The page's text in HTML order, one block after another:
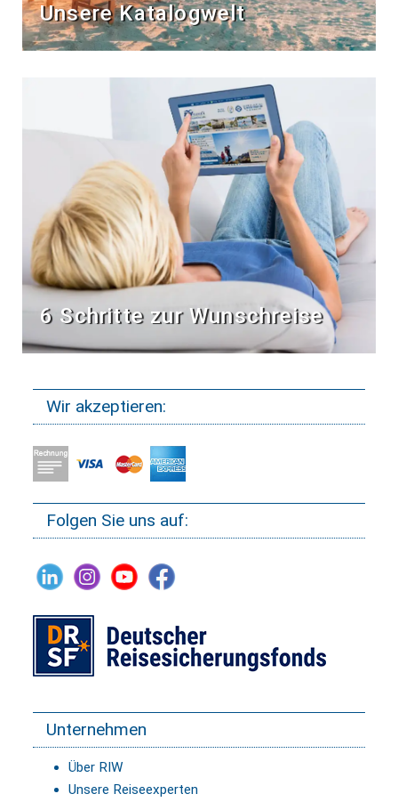
Unsere Katalogwelt
6 Schritte zur Wunschreise
Wir akzeptieren:
Folgen Sie uns auf:
Unternehmen
Über RIW
Unsere Reiseexperten